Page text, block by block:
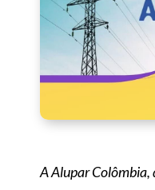
A Alupar